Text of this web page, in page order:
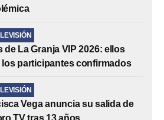
de La Granja VIP 2026: ellos
participantes confirmados
Vega anuncia su salida de
TV tras 13 años